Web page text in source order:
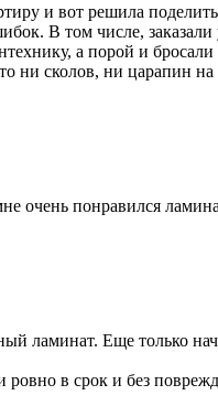
и вот решила
В том числе,
а порой и
ни сколов, ни царапин
очень понравился
ламинат. Еще только
ровно в срок и без